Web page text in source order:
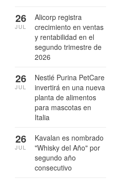
Alicorp registra
crecimiento en ventas
y rentabilidad en el
segundo trimestre de
2026
26
JUL
Nestlé Purina PetCare
invertirá en una nueva
planta de alimentos
para mascotas en
Italia
26
JUL
Kavalan es nombrado
"Whisky del Año" por
segundo año
consecutivo
26
JUL